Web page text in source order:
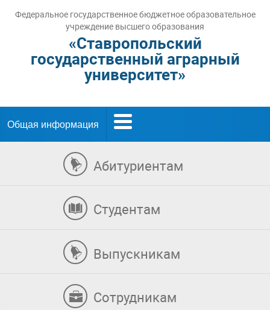
Федеральное государственное бюджетное образовательное
учреждение высшего образования
«Ставропольский
государственный аграрный
университет»
Общая информация
Абитуриентам
Студентам
Выпускникам
Сотрудникам